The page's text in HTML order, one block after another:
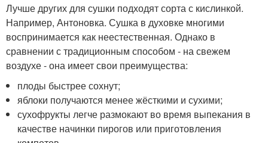
Лучше других для сушки подходят сорта с кислинкой.
Например, Антоновка. Сушка в духовке многими
воспринимается как неестественная. Однако в
сравнении с традиционным способом - на свежем
воздухе - она имеет свои преимущества:
плоды быстрее сохнут;
яблоки получаются менее жёсткими и сухими;
сухофрукты легче размокают во время выпекания в
качестве начинки пирогов или приготовления